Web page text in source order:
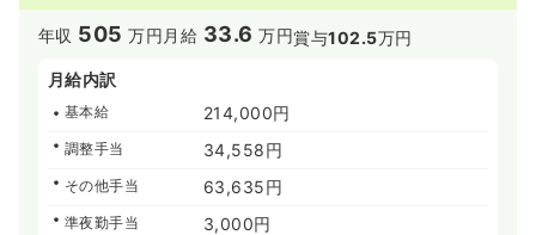
年収 505 万円 月給 33.6 万円賞与102.5万円
月給内訳
基本給 214,000円
調整手当 34,558円
その他手当 63,635円
準夜勤手当 3,000円